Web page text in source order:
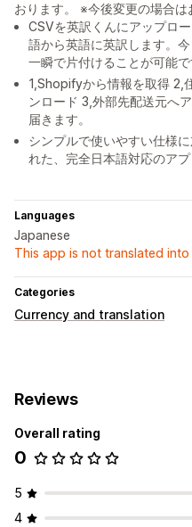
おります。 ※今後変更の場合は
CSVを英訳くんにアップロ
語から英語に英訳します。
一瞬で片付けることが可能で
1,Shopifyから情報を取得 2,
ンロード 3,外部先配送元へ
届きます。
シンプルで使いやすい仕様
れた、完全日本語対応のアプ
Languages
Japanese
This app is not translated into
Categories
Currency and translation
Reviews
Overall rating
0
5
4